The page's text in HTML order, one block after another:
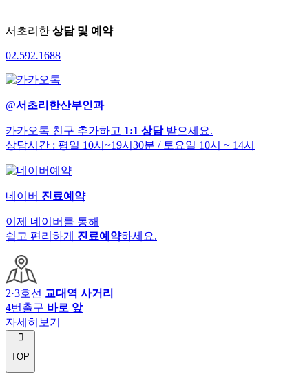
서초리한 상담 및 예약
02.592.1688
@서초리한산부인과
카카오톡 친구 추가하고 1:1 상담받으세요.
상담시간 : 평일 10시~19시30분 / 토요일 10시 ~ 14시
네이버 진료예약
이제 네이버를 통해
쉽고 편리하게 진료예약하세요.
2·3호선 교대역 사거리
4번출구 바로 앞
자세히보기
TOP